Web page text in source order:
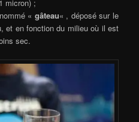
micron) ;
« gâteau« , déposé sur le
et en fonction du milieu où il est
sec.